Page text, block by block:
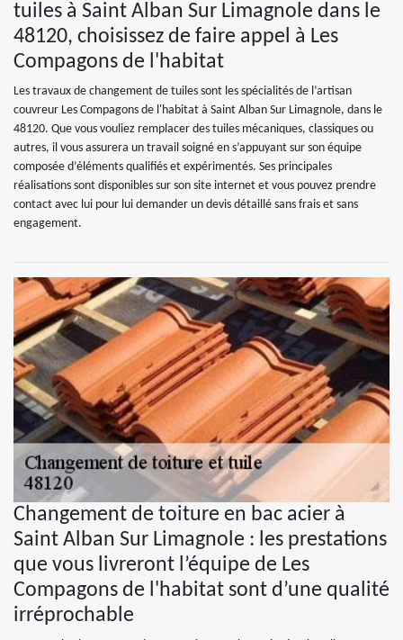
tuiles à Saint Alban Sur Limagnole dans le
48120, choisissez de faire appel à Les
Compagons de l'habitat
Les travaux de changement de tuiles sont les spécialités de l’artisan
couvreur Les Compagons de l'habitat à Saint Alban Sur Limagnole, dans le
48120. Que vous vouliez remplacer des tuiles mécaniques, classiques ou
autres, il vous assurera un travail soigné en s’appuyant sur son équipe
composée d’éléments qualifiés et expérimentés. Ses principales
réalisations sont disponibles sur son site internet et vous pouvez prendre
contact avec lui pour lui demander un devis détaillé sans frais et sans
engagement.
Changement de toiture en bac acier à
Saint Alban Sur Limagnole : les prestations
que vous livreront l’équipe de Les
Compagons de l'habitat sont d’une qualité
irréprochable